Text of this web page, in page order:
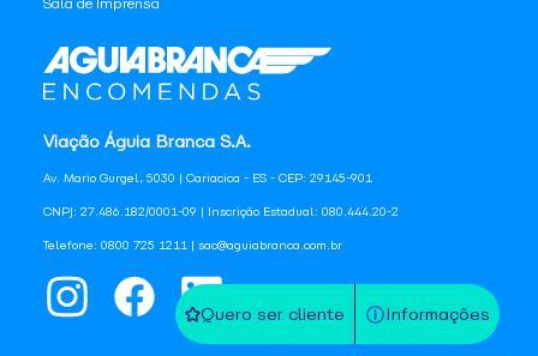
Quero ser cliente Informações
Viação Águia Branca S.A.
Av. Mario Gurgel, 5030 | Cariacica - ES - CEP: 29145-901
CNPJ: 27.486.182/0001-09 | Inscrição Estadual: 080.444.20-2
Telefone: 0800 725 1211 | sac@aguiabranca.com.br